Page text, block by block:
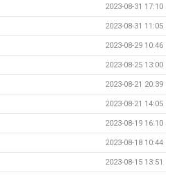
2023-08-31 17:10
2023-08-31 11:05
2023-08-29 10:46
2023-08-25 13:00
2023-08-21 20:39
2023-08-21 14:05
2023-08-19 16:10
2023-08-18 10:44
2023-08-15 13:51